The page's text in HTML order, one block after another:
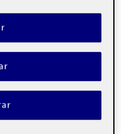
en Reto 3. Etnografía para el